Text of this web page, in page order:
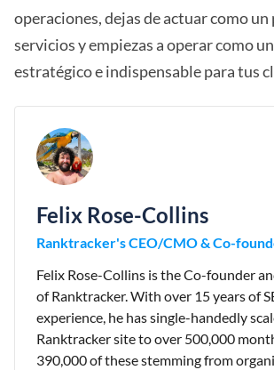
operaciones, dejas de actuar como
servicios y empiezas a operar como
estratégico e indispensable para tus
Felix Rose-Collins
Ranktracker's CEO/CMO & Co-
Felix Rose-Collins is the Co-founder
of Ranktracker. With over 15 years of
experience, he has single-handedly
Ranktracker site to over 500,000
390,000 of these stemming from